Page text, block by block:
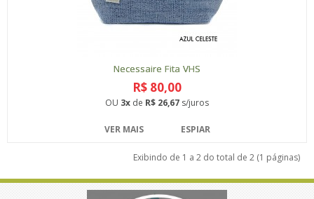
Necessaire Fita VHS
R$ 80,00
OU 3x de R$ 26,67 s/juros
VER MAIS ESPIAR
Exibindo de 1 a 2 do total de 2 (1 páginas)